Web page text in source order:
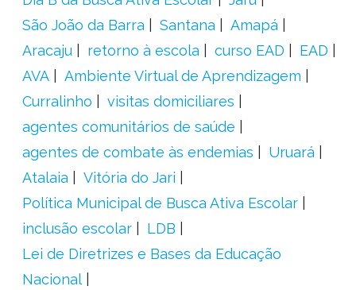
São João da Barra
Santana
Amapá
Aracaju
retorno à escola curso EAD
EAD
AVA
Ambiente Virtual de Aprendizagem
Curralinho
visitas domiciliares
agentes comunitários de saúde
agentes de combate às endemias
Uruará
Atalaia
Vitória do Jari
Política Municipal de Busca Ativa Escolar
inclusão escolar
LDB
Lei de Diretrizes e Bases da Educação
Nacional